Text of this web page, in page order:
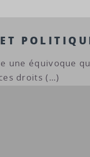
une équivoque
droits (…)